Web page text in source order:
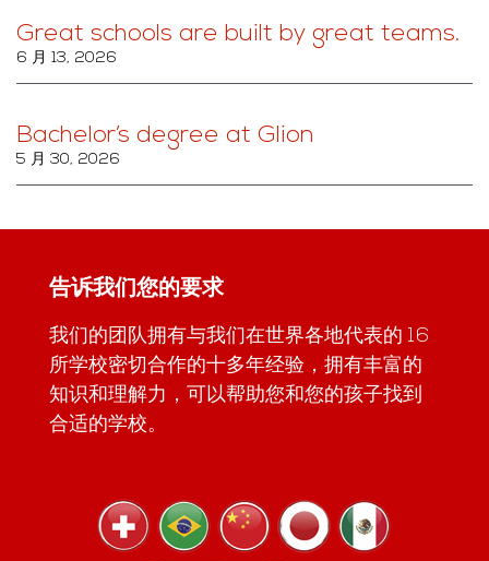
Great schools are built by great teams.
6 月 13, 2026
Bachelor’s degree at Glion
5 月 30, 2026
告诉我们您的要求
我们的团队拥有与我们在世界各地代表的 16
所学校密切合作的十多年经验，拥有丰富的
知识和理解力，可以帮助您和您的孩子找到
合适的学校。